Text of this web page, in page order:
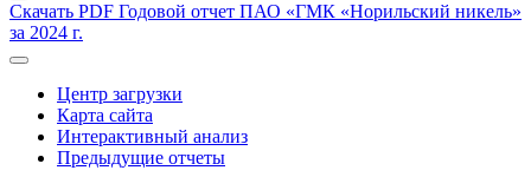
Скачать PDF Годовой отчет ПАО «ГМК «Норильский никель»
за 2024 г.
Центр загрузки
Карта сайта
Интерактивный анализ
Предыдущие отчеты